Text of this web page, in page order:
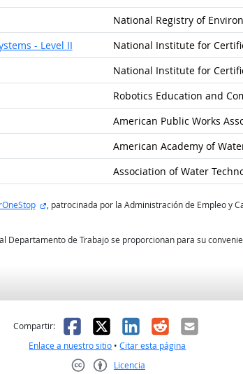
National Registry of
- Level II
National Institute for
National Institute for
Robotics Education and
American Public Works
American Academy of
Association of Water
sitio externo
, patrocinada por la Administración de Empleo y
Departamento de Trabajo se proporcionan para su
Compartir: Facebook
X LinkedIn
Reddit
Enlace a nuestro sitio •Citar esta página
Licencia